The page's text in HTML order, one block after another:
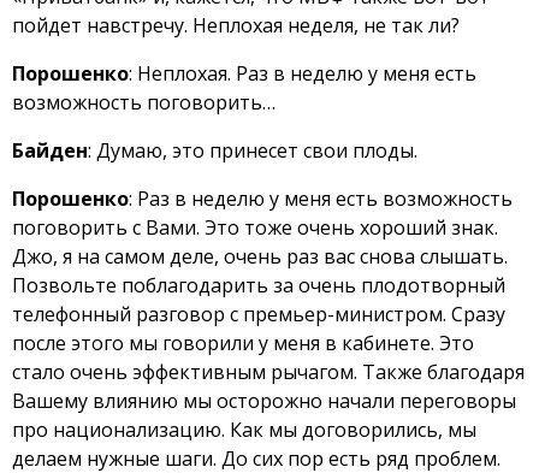
пойдет навстречу. Неплохая неделя, не так ли?
Порошенко: Неплохая. Раз в неделю у меня есть
возможность поговорить…
Байден: Думаю, это принесет свои плоды.
Порошенко: Раз в неделю у меня есть возможность
поговорить с Вами. Это тоже очень хороший знак.
Джо, я на самом деле, очень раз вас снова слышать.
Позвольте поблагодарить за очень плодотворный
телефонный разговор с премьер-министром. Сразу
после этого мы говорили у меня в кабинете. Это
стало очень эффективным рычагом. Также благодаря
Вашему влиянию мы осторожно начали переговоры
про национализацию. Как мы договорились, мы
делаем нужные шаги. До сих пор есть ряд проблем.